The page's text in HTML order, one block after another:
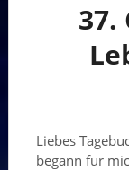
37.
Liebes
begann für